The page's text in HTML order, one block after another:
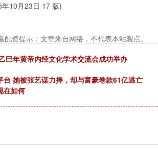
年10月23日 17 版)
配资提示：文章来自网络，不代表本站观点。
巳年黄帝内经文化学术交流会成功举办
台 她被张艺谋力捧，却与富豪卷款61亿逃亡
在如何